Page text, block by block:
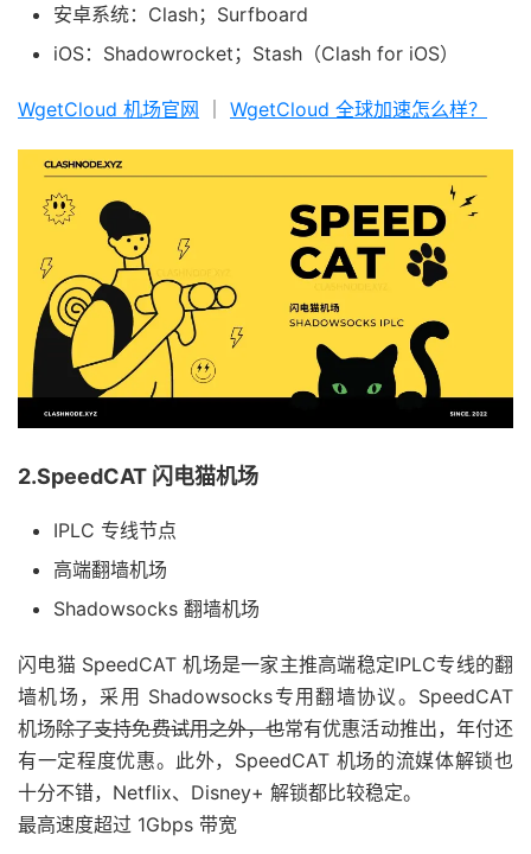
安卓系统：Clash；Surfboard
iOS：Shadowrocket；Stash（Clash for iOS）
WgetCloud 机场官网 WgetCloud 全球加速怎么样？
2.SpeedCAT 闪电猫机场
IPLC 专线节点
高端翻墙机场
Shadowsocks 翻墙机场
闪电猫 SpeedCAT 机场是一家主推高端稳定IPLC专线的翻
墙机场，采用 Shadowsocks专用翻墙协议。SpeedCAT
机场除了支持免费试用之外，也常有优惠活动推出，年付还
有一定程度优惠。此外，SpeedCAT 机场的流媒体解锁也
十分不错，Netflix、Disney+ 解锁都比较稳定。
最高速度超过 1Gbps 带宽